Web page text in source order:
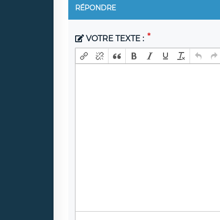
RÉPONDRE
VOTRE TEXTE :